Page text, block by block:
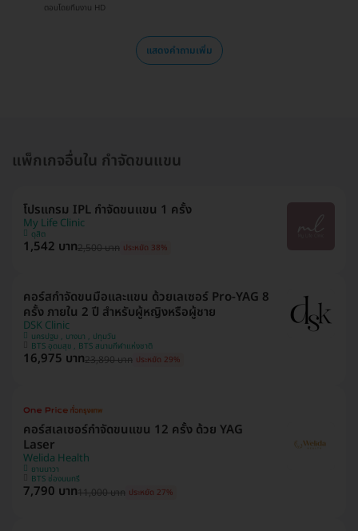
ตอบโดยทีมงาน HD
แสดงคำถามเพิ่ม
แพ็กเกจอื่นใน กำจัดขนแขน
โปรแกรม IPL กำจัดขนแขน 1 ครั้ง
My Life Clinic
ดุสิต
1,542 บาท2,500 บาท ประหยัด 38%
คอร์สกำจัดขนมือและแขน ด้วยเลเซอร์ Pro-YAG 8
ครั้ง ภายใน 2 ปี สำหรับผู้หญิงหรือผู้ชาย
DSK Clinic
นครปฐม , บางนา , ปทุมวัน
BTS อุดมสุข , BTS สนามกีฬาแห่งชาติ
16,975 บาท23,890 บาท ประหยัด 29%
คอร์สเลเซอร์กำจัดขนแขน 12 ครั้ง ด้วย YAG
Laser
Welida Health
ยานนาวา
BTS ช่องนนทรี
7,790 บาท11,000 บาท ประหยัด 27%